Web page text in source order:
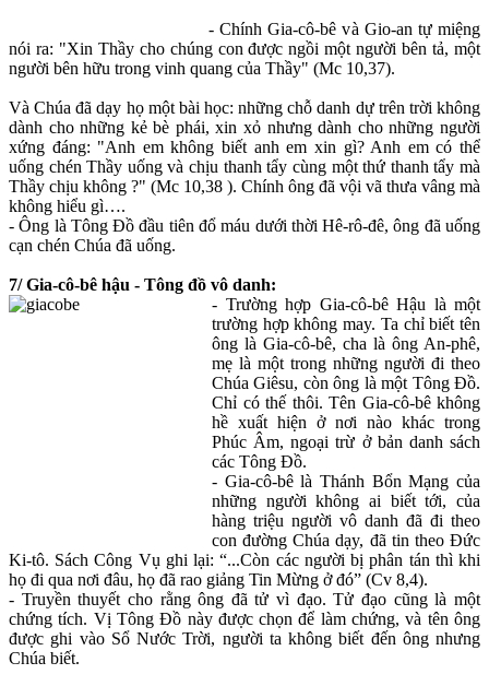
- Chính Gia-cô-bê và Gio-an tự miệng
nói ra: "Xin Thầy cho chúng con được ngồi một người bên tả, một
người bên hữu trong vinh quang của Thầy" (Mc 10,37).
Và Chúa đã dạy họ một bài học: những chỗ danh dự trên trời không
dành cho những kẻ bè phái, xin xỏ nhưng dành cho những người
xứng đáng: "Anh em không biết anh em xin gì? Anh em có thể
uống chén Thầy uống và chịu thanh tẩy cùng một thứ thanh tẩy mà
Thầy chịu không ?" (Mc 10,38 ). Chính ông đã vội vã thưa vâng mà
không hiểu gì….
- Ông là Tông Đồ đầu tiên đổ máu dưới thời Hê-rô-đê, ông đã uống
cạn chén Chúa đã uống.
7/ Gia-cô-bê hậu - Tông đồ vô danh:
- Trường hợp Gia-cô-bê Hậu là một
trường hợp không may. Ta chỉ biết tên
ông là Gia-cô-bê, cha là ông An-phê,
mẹ là một trong những người đi theo
Chúa Giêsu, còn ông là một Tông Đồ.
Chỉ có thế thôi. Tên Gia-cô-bê không
hề xuất hiện ở nơi nào khác trong
Phúc Âm, ngoại trừ ở bản danh sách
các Tông Đồ.
- Gia-cô-bê là Thánh Bổn Mạng của
những người không ai biết tới, của
hàng triệu người vô danh đã đi theo
con đường Chúa dạy, đã tin theo Đức
Ki-tô. Sách Công Vụ ghi lại: “...Còn các người bị phân tán thì khi
họ đi qua nơi đâu, họ đã rao giảng Tin Mừng ở đó” (Cv 8,4).
- Truyền thuyết cho rằng ông đã tử vì đạo. Tử đạo cũng là một
chứng tích. Vị Tông Đồ này được chọn để làm chứng, và tên ông
được ghi vào Sổ Nước Trời, người ta không biết đến ông nhưng
Chúa biết.